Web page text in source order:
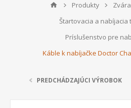
Produkty
Štartovacia a nabíjacia
Príslušenstvo pre
Káble k nabíjačke Doctor
PREDCHÁDZAJÚCI VÝROBOK